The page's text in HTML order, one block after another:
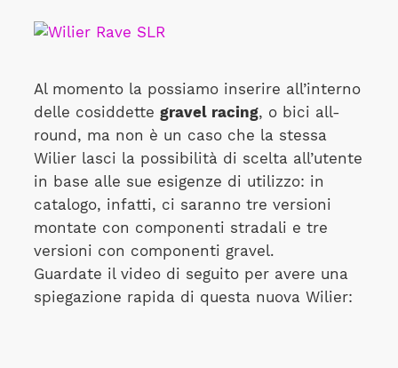
Al momento la possiamo inserire all’interno
delle cosiddette gravel racing, o bici all-
round, ma non è un caso che la stessa
Wilier lasci la possibilità di scelta all’utente
in base alle sue esigenze di utilizzo: in
catalogo, infatti, ci saranno tre versioni
montate con componenti stradali e tre
versioni con componenti gravel.
Guardate il video di seguito per avere una
spiegazione rapida di questa nuova Wilier: